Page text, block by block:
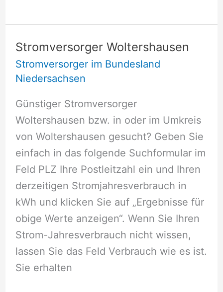
Stromversorger Woltershausen
Stromversorger im Bundesland
Niedersachsen
Günstiger Stromversorger
Woltershausen bzw. in oder im Umkreis
von Woltershausen gesucht? Geben Sie
einfach in das folgende Suchformular im
Feld PLZ Ihre Postleitzahl ein und Ihren
derzeitigen Stromjahresverbrauch in
kWh und klicken Sie auf „Ergebnisse für
obige Werte anzeigen“. Wenn Sie Ihren
Strom-Jahresverbrauch nicht wissen,
lassen Sie das Feld Verbrauch wie es ist.
Sie erhalten